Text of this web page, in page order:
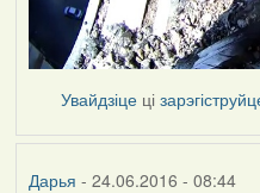
Увайдзіце ці
Дарья - 24.06.2016 - 08:44